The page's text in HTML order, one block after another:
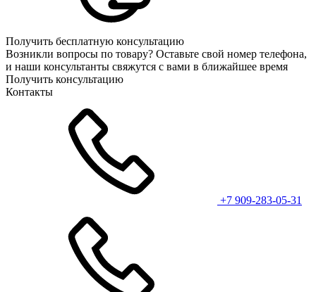
Получить бесплатную консультацию
Возникли вопросы по товару? Оставьте свой номер телефона,
и наши консультанты свяжутся с вами в ближайшее время
Получить консультацию
Контакты
+7 909-283-05-31